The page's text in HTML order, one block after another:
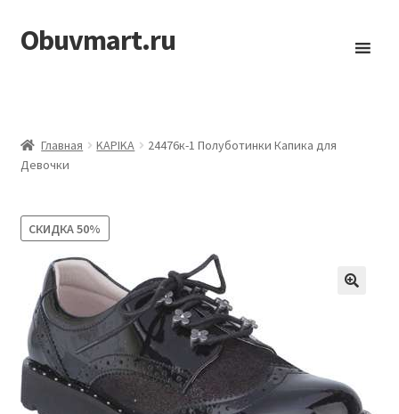
Перейти
к
Перейти
к
Obuvmart.ru
Главная KAPIKA
24476к-1 Полуботинки Капика для
Девочки
СКИДКА50%